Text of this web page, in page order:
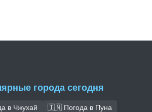
города сегодня
в Чжухай
🇮🇳 Погода в Пуна